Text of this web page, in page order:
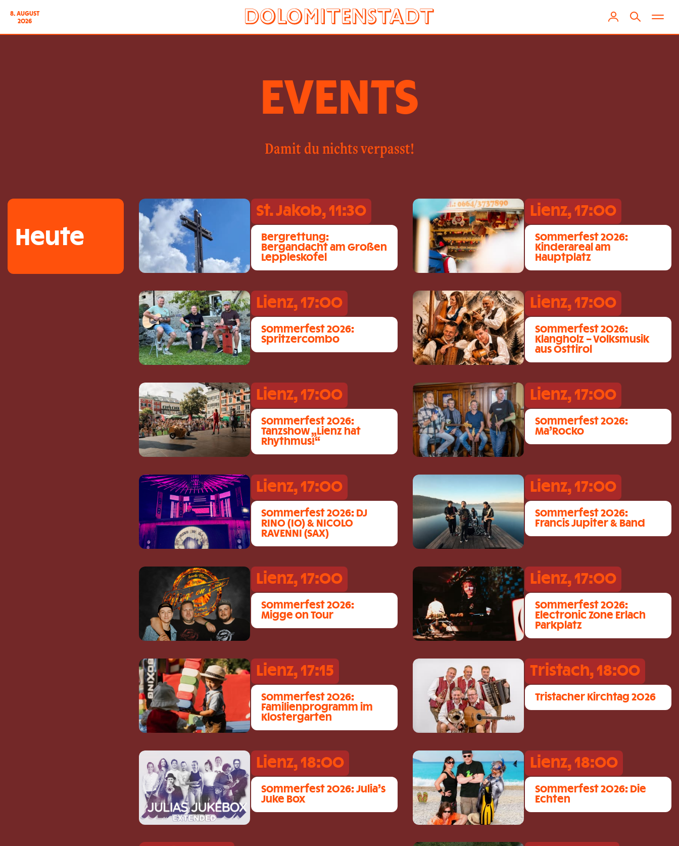
8. AUGUST
2026
EVENTS
Damit du nichts verpasst!
Heute
St. Jakob, 11:30
Bergrettung:
Bergandacht am Großen
Leppleskofel
Lienz, 17:00
Sommerfest 2026:
Kinderareal am
Hauptplatz
Lienz, 17:00
Sommerfest 2026:
Spritzercombo
Lienz, 17:00
Sommerfest 2026:
Klangholz – Volksmusik
aus Osttirol
Lienz, 17:00
Sommerfest 2026:
Tanzshow „Lienz hat
Rhythmus!“
Lienz, 17:00
Sommerfest 2026:
Ma’Rocko
Lienz, 17:00
Sommerfest 2026: DJ
RINO (IO) & NICOLO
RAVENNI (SAX)
Lienz, 17:00
Sommerfest 2026:
Francis Jupiter & Band
Lienz, 17:00
Sommerfest 2026:
Migge on Tour
Lienz, 17:00
Sommerfest 2026:
Electronic Zone Erlach
Parkplatz
Lienz, 17:15
Sommerfest 2026:
Familienprogramm im
Klostergarten
Tristach, 18:00
Tristacher Kirchtag 2026
Lienz, 18:00
Sommerfest 2026: Julia’s
Juke Box
Lienz, 18:00
Sommerfest 2026: Die
Echten